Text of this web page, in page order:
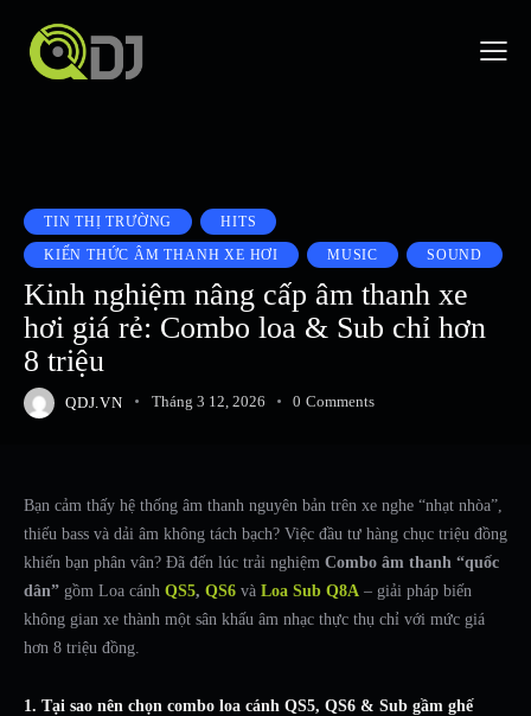
TIN THỊ TRƯỜNG
HITS
KIẾN THỨC ÂM THANH XE HƠI
MUSIC SOUND
Kinh nghiệm nâng cấp âm thanh xe
hơi giá rẻ: Combo loa & Sub chỉ hơn
8 triệu
QDJ.VN Tháng 3 12, 2026 0 Comments
Bạn cảm thấy hệ thống âm thanh nguyên bản trên xe nghe “nhạt nhòa”,
thiếu bass và dải âm không tách bạch? Việc đầu tư hàng chục triệu đồng
khiến bạn phân vân? Đã đến lúc trải nghiệm Combo âm thanh “quốc
dân” gồm Loa cánh QS5, QS6 và Loa Sub Q8A – giải pháp biến
không gian xe thành một sân khấu âm nhạc thực thụ chỉ với mức giá
hơn 8 triệu đồng.
1. Tại sao nên chọn combo loa cánh QS5, QS6 & Sub gầm ghế